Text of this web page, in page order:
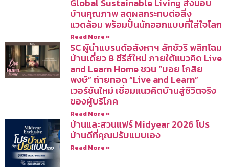
บ้านคุณภาพ ลดผลกระทบต่อสิ่ง
แวดล้อม พร้อมปั้นนักออกแบบที่ใส่ใจโลก
Read More »
SC ผู้นำแบรนด์อสังหาฯ ลักชัวรี พลิกโฉม
บ้านเดี่ยว 8 ซีรีส์ใหม่ ภายใต้แนวคิด Live
and Learn Home ชวน “บอย โกสิย
พงษ์” ถ่ายทอด “Live and Learn”
เวอร์ชันใหม่ เชื่อมแนวคิดบ้านสู่ชีวิตจริง
ของผู้บริโภค
Read More »
บ้านและสวนแฟร์ Midyear 2026 โปร
บ้านดีที่คุณปรับแบบเอง
Read More »